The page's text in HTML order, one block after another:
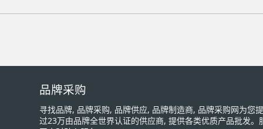
品牌采购
寻找品牌, 品牌采购, 品牌供应, 品牌制造商, 品牌采购网为您
过23万由品牌全世界认证的供应商, 提供各类优质产品批发